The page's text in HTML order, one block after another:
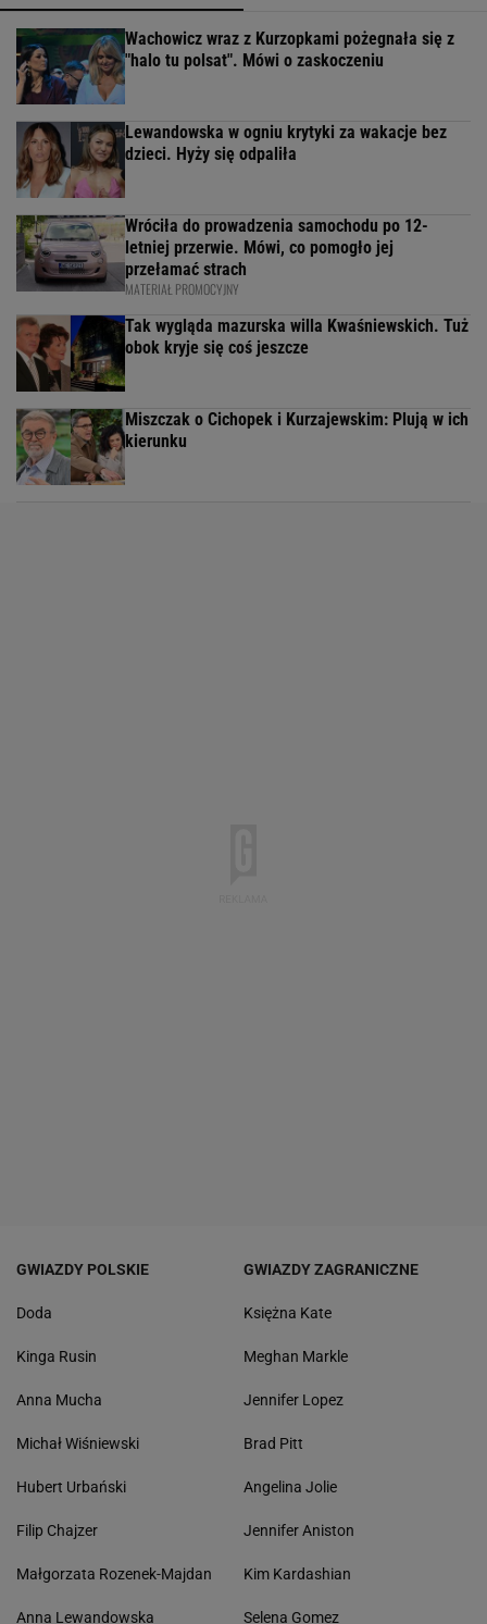
Wachowicz wraz z Kurzopkami pożegnała się z
"halo tu polsat". Mówi o zaskoczeniu
Lewandowska w ogniu krytyki za wakacje bez
dzieci. Hyży się odpaliła
Wróciła do prowadzenia samochodu po 12-
letniej przerwie. Mówi, co pomogło jej
przełamać strach
MATERIAŁ PROMOCYJNY
Tak wygląda mazurska willa Kwaśniewskich. Tuż
obok kryje się coś jeszcze
Miszczak o Cichopek i Kurzajewskim: Plują w ich
kierunku
GWIAZDY POLSKIE
Doda
Kinga Rusin
Anna Mucha
Michał Wiśniewski
Hubert Urbański
Filip Chajzer
Małgorzata Rozenek-Majdan
Anna Lewandowska
GWIAZDY ZAGRANICZNE
Księżna Kate
Meghan Markle
Jennifer Lopez
Brad Pitt
Angelina Jolie
Jennifer Aniston
Kim Kardashian
Selena Gomez